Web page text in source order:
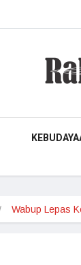
Wabup Lepas